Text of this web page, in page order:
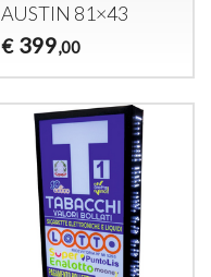
AUSTIN 81×43
€ 399,00